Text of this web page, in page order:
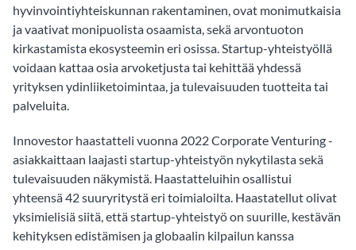
hyvinvointiyhteiskunnan rakentaminen, ovat monimutkaisia
ja vaativat monipuolista osaamista, sekä arvontuoton
kirkastamista ekosysteemin eri osissa. Startup-yhteistyöllä
voidaan kattaa osia arvoketjusta tai kehittää yhdessä
yrityksen ydinliiketoimintaa, ja tulevaisuuden tuotteita tai
palveluita.
Innovestor haastatteli vuonna 2022 Corporate Venturing -
asiakkaittaan laajasti startup-yhteistyön nykytilasta sekä
tulevaisuuden näkymistä. Haastatteluihin osallistui
yhteensä 42 suuryritystä eri toimialoilta. Haastatellut olivat
yksimielisiä siitä, että startup-yhteistyö on suurille, kestävän
kehityksen edistämisen ja globaalin kilpailun kanssa